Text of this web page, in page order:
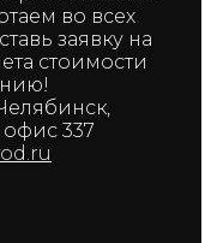
во всех
заявку на
стоимости
337